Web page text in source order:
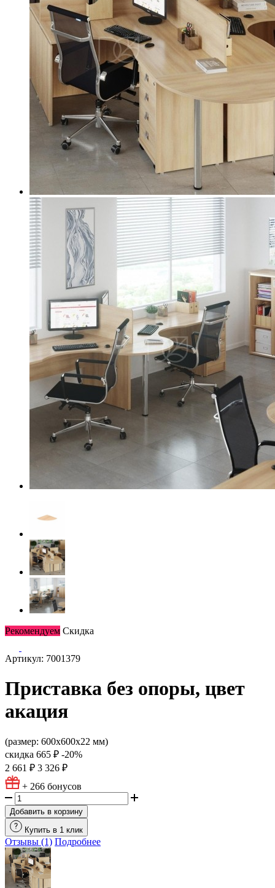
Рекомендуем Скидка
Артикул: 7001379
Приставка без опоры, цвет
акация
(размер: 600х600х22 мм)
скидка 665 ₽ -20%
2 661 ₽ 3 326 ₽
+ 266 бонусов
Добавить в корзину
Купить в 1 клик
Отзывы (1) Подробнее